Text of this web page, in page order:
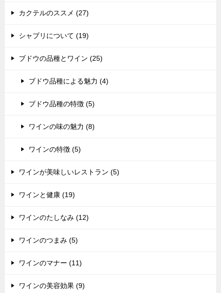
カクテルのススメ (27)
シャブリについて (19)
ブドウの品種とワイン (25)
ブドウ品種による魅力 (4)
ブドウ品種の特徴 (5)
ワインの味の魅力 (8)
ワインの特徴 (5)
ワインが美味しいレストラン (5)
ワインと健康 (19)
ワインのたしなみ (12)
ワインのつまみ (5)
ワインのマナー (11)
ワインの美容効果 (9)